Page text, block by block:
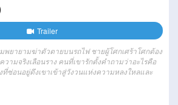
Trailer
พยายามฆ่าตัวตายบนรถไฟ ชายผู้โศกเศร้าโศกต้อง
ามจริงเลือนราง คนที่เขารักตั้งคำถามว่าอะไรคือ
ซ่อนอยู่ดึงเขาเข้าสู่วังวนแห่งความหลงใหลและ